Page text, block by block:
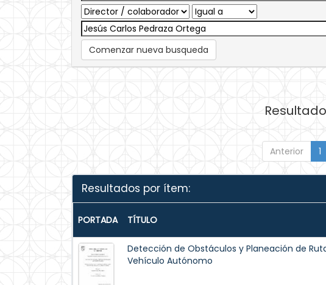
Comenzar nueva busqueda
Anterior 1
Resultados por ítem:
PORTADA TÍTULO
Detección de Obstáculos y Planeación de
Vehículo Autónomo